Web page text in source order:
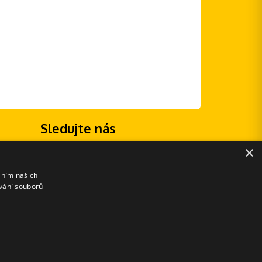
Sledujte nás
×
našich
souborů